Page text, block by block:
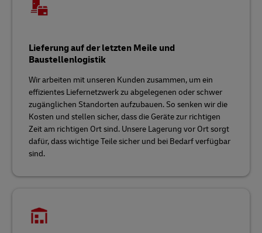
Lieferung auf der letzten Meile und
Baustellenlogistik
Wir arbeiten mit unseren Kunden zusammen, um ein
effizientes Liefernetzwerk zu abgelegenen oder schwer
zugänglichen Standorten aufzubauen. So senken wir die
Kosten und stellen sicher, dass die Geräte zur richtigen
Zeit am richtigen Ort sind. Unsere Lagerung vor Ort sorgt
dafür, dass wichtige Teile sicher und bei Bedarf verfügbar
sind.